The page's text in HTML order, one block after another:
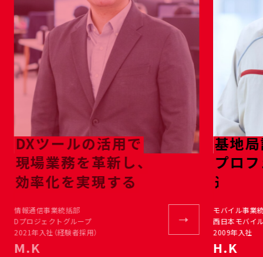
DXツールの活用で
現場業務を革新し、
効率化を実現する
情報通信事業統括部
Dプロジェクトグループ
2021年入社（経験者採用）
M.K
基地
プロ
通信
モバイル事
西日本モバイ
2009年入社
H.K